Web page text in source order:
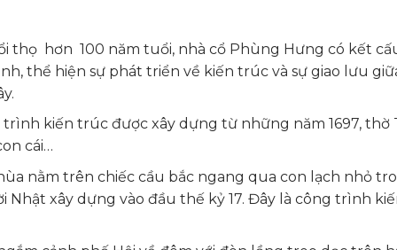
thọ hơn 100 năm tuổi, nhà cổ Phùng Hưng có kết
thể hiện sự phát triển về kiến trúc và sự giao lưu
trình kiến trúc được xây dựng từ những năm 1697, thờ
cái…
nằm trên chiếc cầu bắc ngang qua con lạch nhỏ
xây dựng vào đầu thế kỷ 17. Đây là công trình